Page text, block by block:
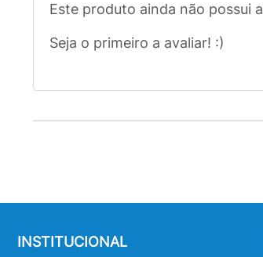
Este produto ainda não possui
Seja o primeiro a avaliar! :)
INSTITUCIONAL